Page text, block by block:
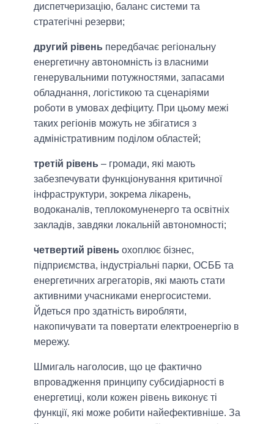
диспетчеризацію, баланс системи та
стратегічні резерви;
другий рівень передбачає регіональну
енергетичну автономність із власними
генерувальними потужностями, запасами
обладнання, логістикою та сценаріями
роботи в умовах дефіциту. При цьому межі
таких регіонів можуть не збігатися з
адміністративним поділом областей;
третій рівень – громади, які мають
забезпечувати функціонування критичної
інфраструктури, зокрема лікарень,
водоканалів, теплокомуненерго та освітніх
закладів, завдяки локальній автономності;
четвертий рівень охоплює бізнес,
підприємства, індустріальні парки, ОСББ та
енергетичних агрегаторів, які мають стати
активними учасниками енергосистеми.
Йдеться про здатність виробляти,
накопичувати та повертати електроенергію в
мережу.
Шмигаль наголосив, що це фактично
впровадження принципу субсидіарності в
енергетиці, коли кожен рівень виконує ті
функції, які може робити найефективніше. За